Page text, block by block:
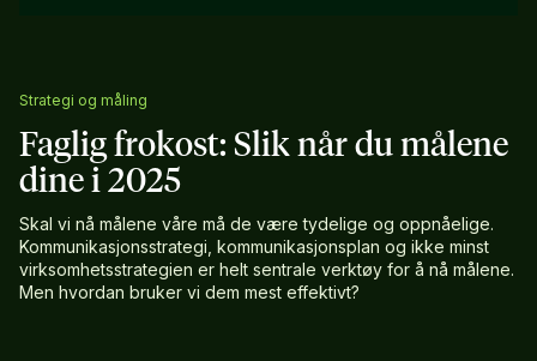
Strategi og måling
Faglig frokost: Slik når du målene
dine i 2025
Skal vi nå målene våre må de være tydelige og oppnåelige.
Kommunikasjonsstrategi, kommunikasjonsplan og ikke minst
virksomhetsstrategien er helt sentrale verktøy for å nå målene.
Men hvordan bruker vi dem mest effektivt?